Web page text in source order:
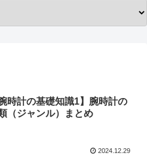
腕時計の基礎知識1】腕時計の
（ジャンル）まとめ
2024.12.29